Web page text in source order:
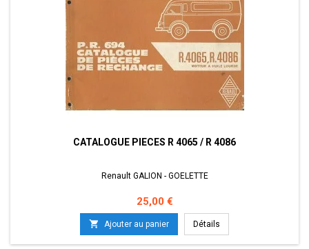
CATALOGUE PIECES R 4065 / R 4086
Renault GALION - GOELETTE
Prix
25,00 €
 Ajouter au panier Détails